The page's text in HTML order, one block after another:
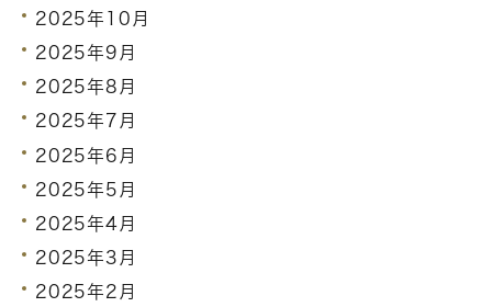
2025年10月
2025年9月
2025年8月
2025年7月
2025年6月
2025年5月
2025年4月
2025年3月
2025年2月